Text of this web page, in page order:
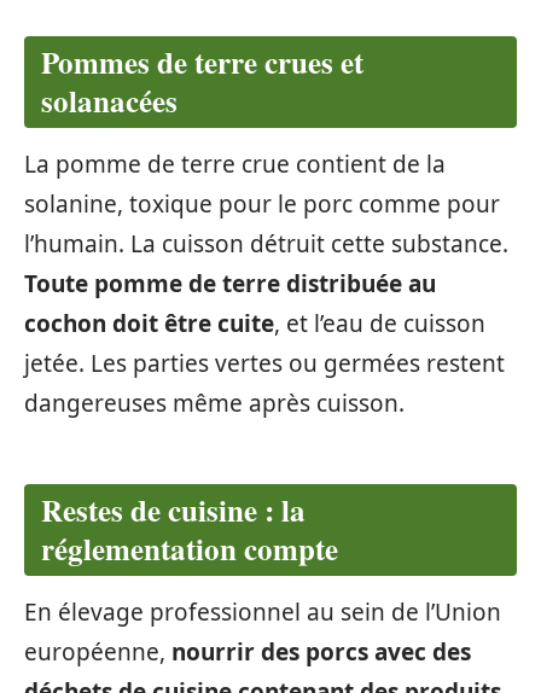
Pommes de terre crues et
solanacées
La pomme de terre crue contient de la
solanine, toxique pour le porc comme pour
l’humain. La cuisson détruit cette substance.
Toute pomme de terre distribuée au
cochon doit être cuite, et l’eau de cuisson
jetée. Les parties vertes ou germées restent
dangereuses même après cuisson.
Restes de cuisine : la
réglementation compte
En élevage professionnel au sein de l’Union
européenne, nourrir des porcs avec des